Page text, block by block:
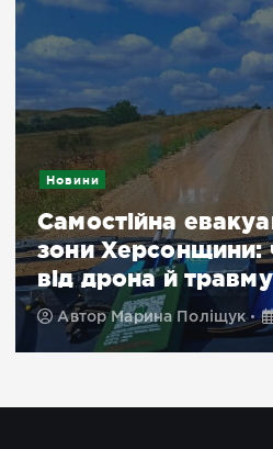
Новини
Самостійна
зони Херсонщини:
від дрона й
Автор Марина Поліщук